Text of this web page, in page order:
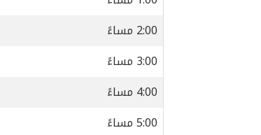
2:00 مساءً
3:00 مساءً
4:00 مساءً
5:00 مساءً